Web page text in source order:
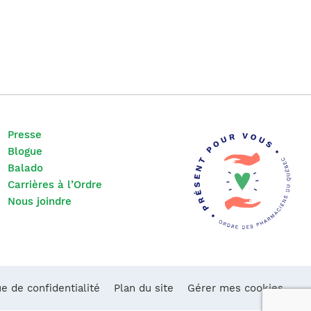
Presse
Blogue
Balado
Carrières à l’Ordre
Nous joindre
de confidentialité Plan du site Gérer mes cookies